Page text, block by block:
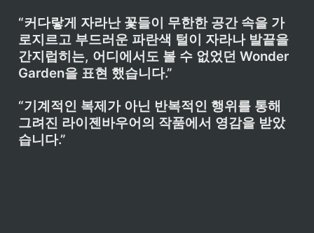
“커다랗게 자라난 꽃들이 무한한 공간 속을 가
로지르고 부드러운 파란색 털이 자라나 발끝을
간지럽히는, 어디에서도 볼 수 없었던 Wonder
Garden을 표현 했습니다.”
“기계적인 복제가 아닌 반복적인 행위를 통해
그려진 라이젠바우어의 작품에서 영감을 받았
습니다.”